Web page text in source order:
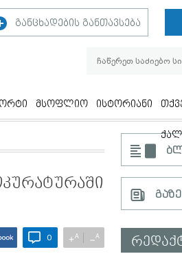
განცხადების განთავსება
მსოფლიო ისტორიანი
0 +A −A